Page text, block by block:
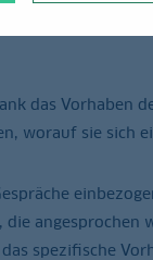
einen
das Vorhaben
worauf sie sich
spezifische